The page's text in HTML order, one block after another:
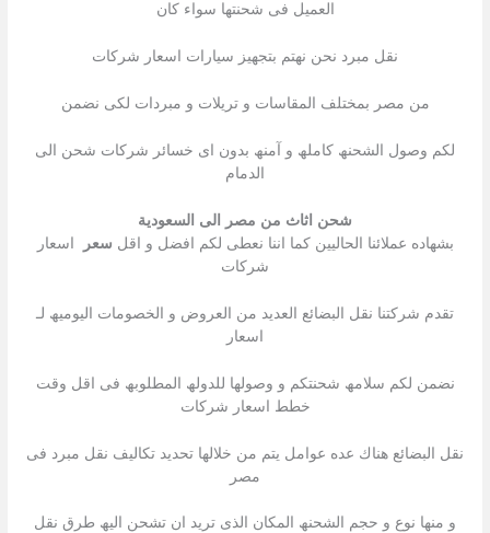
العمیل فى شحنتھا سواء كان
نقل مبرد نحن نھتم بتجھیز سیارات اسعار شركات
من مصر بمختلف المقاسات و تریلات و مبردات لكى نضمن
لكم وصول الشحنھ كاملھ و آمنھ بدون اى خسائر شركات شحن الى
الدمام
شحن اثاث من مصر الى السعودية
بشھاده عملائنا الحالیین كما اننا نعطى لكم افضل و اقل سعر
اسعار
شركات
تقدم شركتنا نقل البضائع العدید من العروض و الخصومات الیومیھ لـ
اسعار
نضمن لكم سلامھ شحنتكم و وصولھا للدولھ المطلوبھ فى اقل وقت
خطط اسعار شركات
نقل البضائع ھناك عده عوامل یتم من خلالھا تحدید تكالیف نقل مبرد فى
مصر
و منھا نوع و حجم الشحنھ المكان الذى ترید ان تشحن الیھ طرق نقل